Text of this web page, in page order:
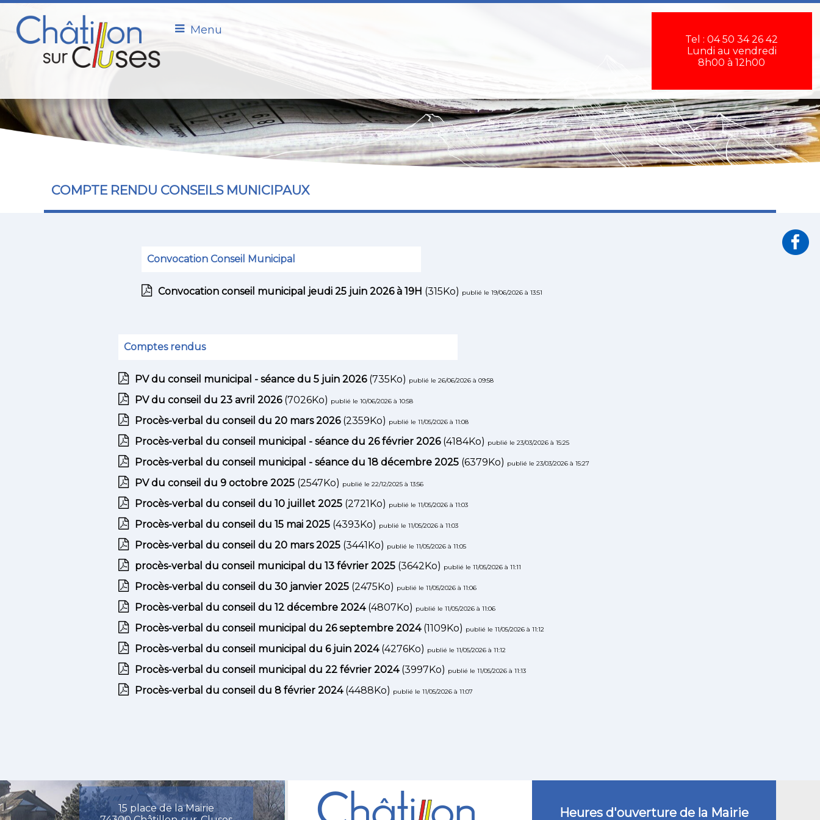
×
Tel : 04 50 34 26 42
Lundi au vendredi
8h00 à 12h00
Menu
COMPTE RENDU CONSEILS MUNICIPAUX
Convocation Conseil Municipal
Convocation conseil municipal jeudi 25 juin 2026 à 19H (315Ko) publié le 19/06/2026 à 13:51
Comptes rendus
PV du conseil municipal - séance du 5 juin 2026(735Ko) publié le 26/06/2026 à 09:58
PV du conseil du 23 avril 2026(7026Ko) publié le 10/06/2026 à 10:58
Procès-verbal du conseil du 20 mars 2026(2359Ko) publié le 11/05/2026 à 11:08
Procès-verbal du conseil municipal - séance du 26 février 2026(4184Ko) publié le 23/03/2026 à 15:25
Procès-verbal du conseil municipal - séance du 18 décembre 2025 (6379Ko) publié le 23/03/2026 à 15:27
PV du conseil du 9 octobre 2025 (2547Ko) publié le 22/12/2025 à 13:56
Procès-verbal du conseil du 10 juillet 2025 (2721Ko) publié le 11/05/2026 à 11:03
Procès-verbal du conseil du 15 mai 2025 (4393Ko) publié le 11/05/2026 à 11:03
Procès-verbal du conseil du 20 mars 2025 (3441Ko) publié le 11/05/2026 à 11:05
procès-verbal du conseil municipal du 13 février 2025 (3642Ko) publié le 11/05/2026 à 11:11
Procès-verbal du conseil du 30 janvier 2025 (2475Ko) publié le 11/05/2026 à 11:06
Procès-verbal du conseil du 12 décembre 2024(4807Ko) publié le 11/05/2026 à 11:06
Procès-verbal du conseil municipal du 26 septembre 2024(1109Ko) publié le 11/05/2026 à 11:12
Procès-verbal du conseil municipal du 6 juin 2024(4276Ko) publié le 11/05/2026 à 11:12
Procès-verbal du conseil municipal du 22 février 2024(3997Ko) publié le 11/05/2026 à 11:13
Procès-verbal du conseil du 8 février 2024(4488Ko) publié le 11/05/2026 à 11:07
15 place de la Mairie
Heures d'ouverture de la Mairie